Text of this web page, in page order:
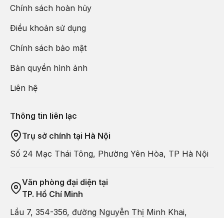
Chính sách hoàn hủy
Điều khoản sử dụng
Chính sách bảo mật
Bản quyền hình ảnh
Liên hệ
Thông tin liên lạc
Trụ sở chính tại Hà Nội
Số 24 Mạc Thái Tông, Phường Yên Hòa, TP Hà Nội
Văn phòng đại diện tại
TP. Hồ Chí Minh
Lầu 7, 354-356, đường Nguyễn Thị Minh Khai,